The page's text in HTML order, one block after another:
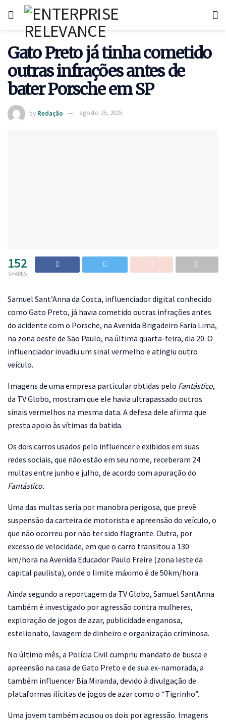
Gato Preto já tinha cometido
outras infrações antes de
bater Porsche em SP
by Redação agosto 25, 2025
152
SHARES
Samuel Sant’Anna da Costa, influenciador digital conhecido
como Gato Preto, já havia cometido outras infrações antes
do acidente com o Porsche, na Avenida Brigadeiro Faria Lima,
na zona oeste de São Paulo, na última quarta-feira, dia 20. O
influenciador invadiu um sinal vermelho e atingiu outro
veículo.
Imagens de uma empresa particular obtidas pelo Fantástico,
da TV Globo, mostram que ele havia ultrapassado outros
sinais vermelhos na mesma data. A defesa dele afirma que
presta apoio às vítimas da batida.
Os dois carros usados pelo influencer e exibidos em suas
redes sociais, que não estão em seu nome, receberam 24
multas entre junho e julho, de acordo com apuração do
Fantástico.
Uma das multas seria por manobra perigosa, que prevê
suspensão da carteira de motorista e apreensão do veículo, o
que não ocorreu por não ter sido flagrante. Outra, por
excesso de velocidade, em que o carro transitou a 130
km/hora na Avenida Educador Paulo Freire (zona leste da
capital paulista), onde o limite máximo é de 50km/hora.
Ainda segundo a reportagem da TV Globo, Samuel SantAnna
também é investigado por agressão contra mulheres,
exploração de jogos de azar, publicidade enganosa,
estelionato, lavagem de dinheiro e organização criminosa.
No último mês, a Polícia Civil cumpriu mandato de busca e
apreensão na casa de Gato Preto e de sua ex-namorada, a
também influencer Bia Miranda, devido à divulgação de
plataformas ilícitas de jogos de azar como o “Tigrinho”.
Uma jovem também acusou os dois por agressão. Imagens